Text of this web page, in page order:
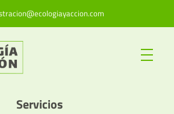
Servicios